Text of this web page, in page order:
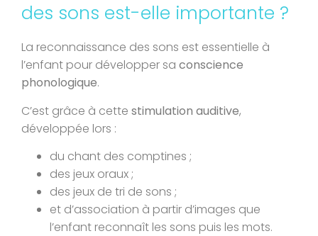
des sons est-elle importante ?
La reconnaissance des sons est essentielle à
l’enfant pour développer sa conscience
phonologique.
C’est grâce à cette stimulation auditive,
développée lors :
du chant des comptines ;
des jeux oraux ;
des jeux de tri de sons ;
et d’association à partir d’images que
l’enfant reconnaît les sons puis les mots.